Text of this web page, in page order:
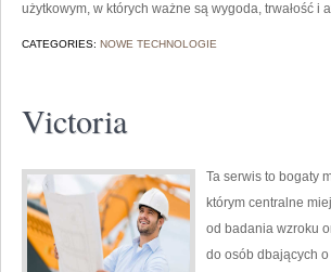
użytkowym, w których ważne są wygoda, trwałość i
CATEGORIES: NOWE TECHNOLOGIE
Victoria
Ta serwis to bogaty
którym centralne
od badania wzroku
do osób dbających